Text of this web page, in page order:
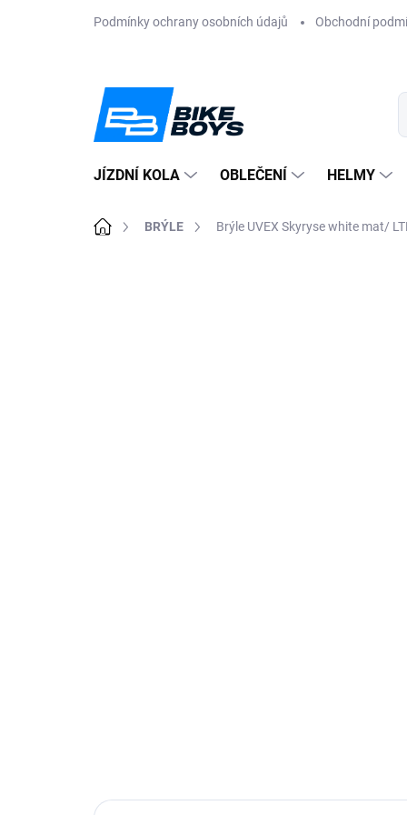
Podmínky ochrany osobních údajů Obchodní
JÍZDNÍ KOLA OBLEČENÍ HELMY
Domů BRÝLE Brýle UVEX Skyryse white mat/